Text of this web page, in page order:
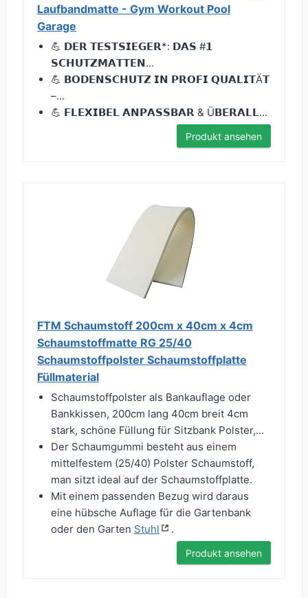
Laufbandmatte - Gym Workout Pool
Garage
💪 𝗗𝗘𝗥 𝗧𝗘𝗦𝗧𝗦𝗜𝗘𝗚𝗘𝗥*: 𝗗𝗔𝗦 #𝟭
𝗦𝗖𝗛𝗨𝗧𝗭𝗠𝗔𝗧𝗧𝗘𝗡...
💪 𝗕𝗢𝗗𝗘𝗡𝗦𝗖𝗛𝗨𝗧𝗭 𝗜𝗡 𝗣𝗥𝗢𝗙𝗜 𝗤𝗨𝗔𝗟𝗜𝗧Ä𝗧
–...
💪 𝗙𝗟𝗘𝗫𝗜𝗕𝗘𝗟 𝗔𝗡𝗣𝗔𝗦𝗦𝗕𝗔𝗥 & Ü𝗕𝗘𝗥𝗔𝗟𝗟...
Produkt ansehen
FTM Schaumstoff 200cm x 40cm x 4cm
Schaumstoffmatte RG 25/40
Schaumstoffpolster Schaumstoffplatte
Füllmaterial
Schaumstoffpolster als Bankauflage oder
Bankkissen, 200cm lang 40cm breit 4cm
stark, schöne Füllung für Sitzbank Polster,...
Der Schaumgummi besteht aus einem
mittelfestem (25/40) Polster Schaumstoff,
man sitzt ideal auf der Schaumstoffplatte.
Mit einem passenden Bezug wird daraus
eine hübsche Auflage für die Gartenbank
oder den Garten Stuhl .
Produkt ansehen